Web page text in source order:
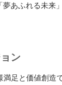
あふれる未来
ン
満足と価値創造